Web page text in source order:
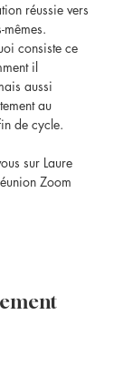
réussie vers
consiste ce
il
aussi
au
de cycle.
sur Laure
Zoom